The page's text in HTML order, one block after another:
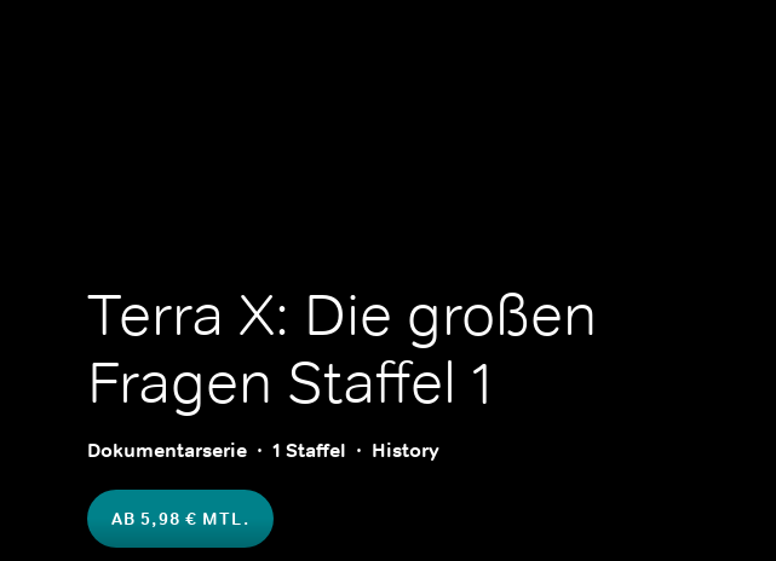
Terra X: Die großen
Fragen Staffel 1
Dokumentarserie 1 Staffel History
AB 5,98 € MTL.